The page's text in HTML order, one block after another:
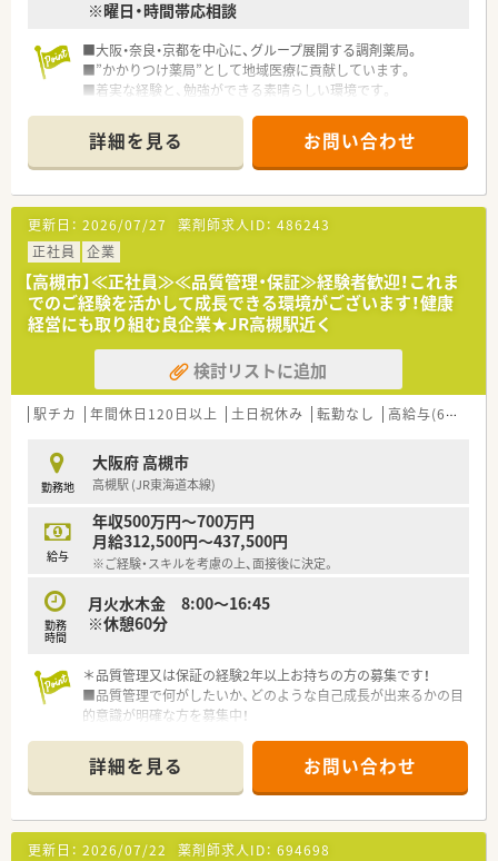
※曜日・時間帯応相談
■大阪・奈良・京都を中心に、グループ展開する調剤薬局。
■”かかりつけ薬局”として地域医療に貢献しています。
■着実な経験と、勉強ができる素晴らしい環境です。
詳細を見る お問い合わせ
更新日： 2026/07/27 薬剤師求人ID： 486243
正社員
企業
【高槻市】≪正社員≫≪品質管理・保証≫経験者歓迎！これま
でのご経験を活かして成長できる環境がございます！健康
経営にも取り組む良企業★JR高槻駅近く
検討リストに追加
駅チカ 年間休日120日以上 土日祝休み 転勤なし 高給与(600万円以上)
勤務地
大阪府 高槻市
高槻駅 (JR東海道本線)
給与
年収500万円～700万円
月給312,500円～437,500円
※ご経験・スキルを考慮の上、面接後に決定。
勤務
時間
月火水木金 8:00～16:45
※休憩60分
＊品質管理又は保証の経験2年以上お持ちの方の募集です！
■品質管理で何がしたいか、どのような自己成長が出来るかの目
的意識が明確な方を募集中！
来る環境が整っております！
■敷地や社屋も広々としており圧迫感のない環境で気持ちよく
就業が出来ます。
■これまでのご経験やスキルはもちろん必要ですが、人物面を最
も重視しております！
詳細を見る お問い合わせ
更新日： 2026/07/22 薬剤師求人ID： 694698